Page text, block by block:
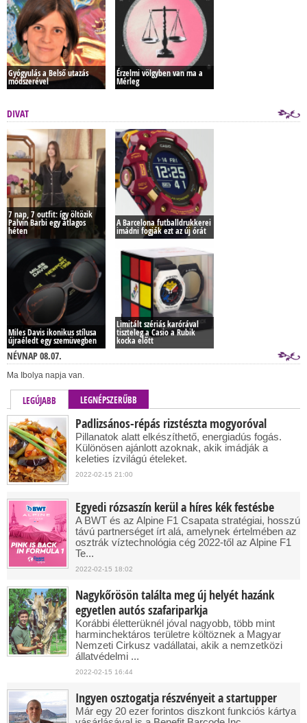
Gyógyulás a Belső utazás
módszerével
Érzelmi völgyben van ma a
Mérleg
DIVAT
7 nap, 7 outfit: így öltözik
Palvin Barbi egy átlagos
héten
A Barcelona futballdrukkerei
imádni fogják ezt az új órát
Miles Davis ikonikus stílusa
újraéledt egy szemüvegben
Limitált szériás karórával
tiszteleg a Casio a Rubik
kocka előtt
NÉVNAP 08.07.
Ma Ibolya napja van.
LEGÚJABB LEGNÉPSZERŰBB
Padlizsános-répás rizstészta mogyoróval
Pillanatok alatt elkészíthető, energiadús fogás.
Különösen ajánlott azoknak, akik imádják a
keleties ízvilágú ételeket.
2022-02-15 21:00
Egyedi rózsaszín kerül a híres kék festésbe
A BWT és az Alpine F1 Csapata stratégiai, hosszú
távú partnerséget írt alá, amelynek értelmében az
osztrák víztechnológia cég 2022-től az Alpine F1
Te...
2022-02-15 18:02
Nagykőrösön találta meg új helyét hazánk
egyetlen autós szafariparkja
Korábbi életterüknél jóval nagyobb, több mint
harminchektáros területre költöznek a Magyar
Nemzeti Cirkusz vadállatai, akik a nemzetközi
állatvédelmi ...
2022-02-15 16:44
Ingyen osztogatja részvényeit a startupper
Már egy 20 ezer forintos diszkont funkciós kártya